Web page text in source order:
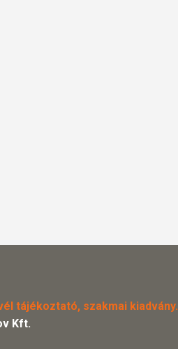
tájékoztató, szakmai kiadvány.
Kft.